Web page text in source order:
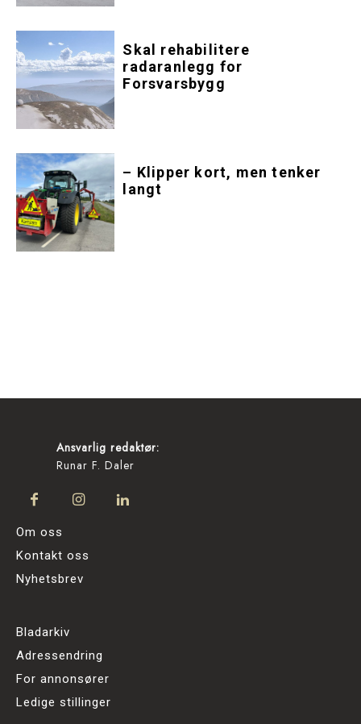
Skal rehabilitere
radaranlegg for
Forsvarsbygg
– Klipper kort, men tenker
langt
Ansvarlig redaktør:
Runar F. Daler
Om oss
Kontakt oss
Nyhetsbrev
Bladarkiv
Adressendring
For annonsører
Ledige stillinger